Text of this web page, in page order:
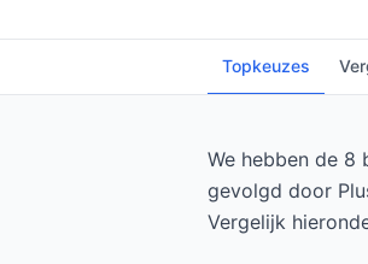
Topkeuzes
We hebben de 8
gevolgd door
Vergelijk